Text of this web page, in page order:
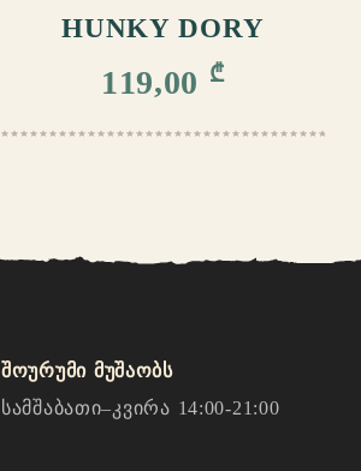
HUNKY DORY
119,00 ₾
შოურუმი მუშაობს
სამშაბათი–კვირა 14:00-21:00